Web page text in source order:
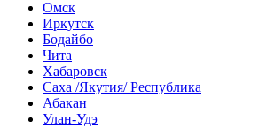
Омск
Иркутск
Бодайбо
Чита
Хабаровск
Саха /Якутия/ Республика
Абакан
Улан-Удэ